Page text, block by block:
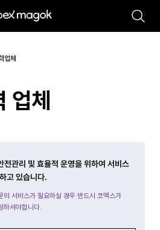
업체
업체
전관리 및 효율적 운영을 위하여 서비스
고 있습니다.
의 서비스가 필요하실 경우 반드시 코엑스가
하셔야합니다.